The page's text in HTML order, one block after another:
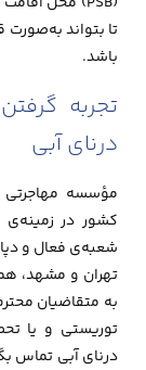
تا بتواند
باشد.
تجربه
درنای آبی
مؤسسه مهاجرتی
شعبه‌ی فعال و
تهران و مشهد،
به متقاضیان
توریستی و یا
درنای آبی تماس